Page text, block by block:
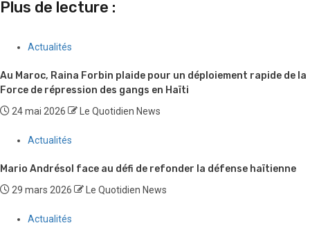
Plus de lecture :
Actualités
Au Maroc, Raina Forbin plaide pour un déploiement rapide de la
Force de répression des gangs en Haïti
24 mai 2026 Le Quotidien News
Actualités
Mario Andrésol face au défi de refonder la défense haïtienne
29 mars 2026 Le Quotidien News
Actualités